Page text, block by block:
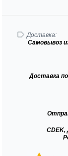
Доставка:
Самовывоз
Доставка